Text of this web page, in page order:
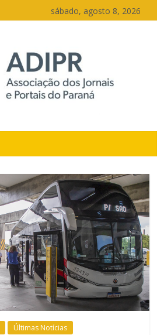
sábado, agosto 8, 2026
Últimas Notícias